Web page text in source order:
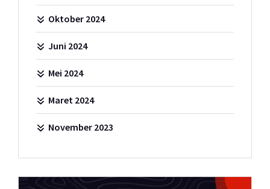
Oktober 2024
Juni 2024
Mei 2024
Maret 2024
November 2023